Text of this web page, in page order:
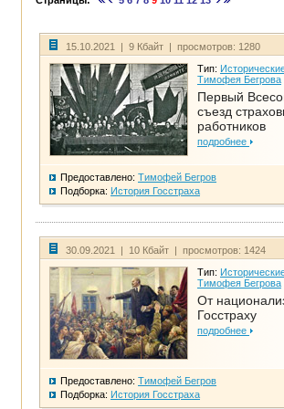
15.10.2021 | 9 Кбайт | просмотров: 1280
Тип:
Тимофея Бегрова
Первый
съезд
работников
подробнее
Предоставлено: Тимофей Бегров
Подборка: История Госстраха
30.09.2021 | 10 Кбайт | просмотров: 1424
Тип:
Тимофея Бегрова
От
Госстраху
подробнее
Предоставлено: Тимофей Бегров
Подборка: История Госстраха